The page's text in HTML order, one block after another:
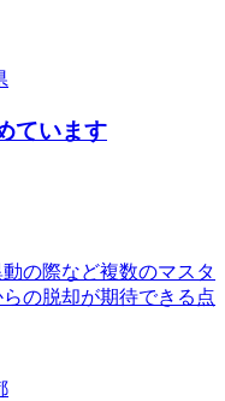
ています
の際など複数のマスタ
の脱却が期待できる点